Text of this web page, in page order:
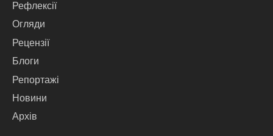
Рефлексії
Огляди
Рецензії
Блоги
Репортажі
Новини
Архів